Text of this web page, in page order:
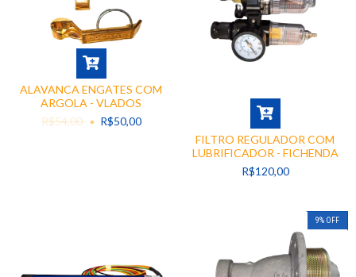
ALAVANCA ENGATES COM
ARGOLA - VLADOS
R$54,00
R$50,00
FILTRO REGULADOR COM
LUBRIFICADOR - FICHENDA
R$120,00
9% OFF